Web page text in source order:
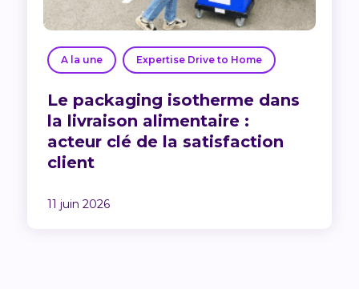
A la une Expertise Drive to Home
Le packaging isotherme dans
la livraison alimentaire :
acteur clé de la satisfaction
client
11 juin 2026